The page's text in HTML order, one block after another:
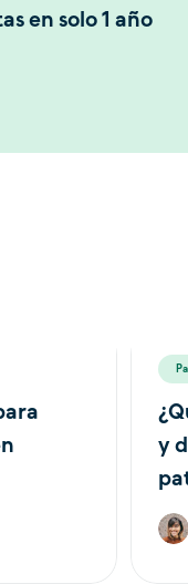
en solo 1 año
y